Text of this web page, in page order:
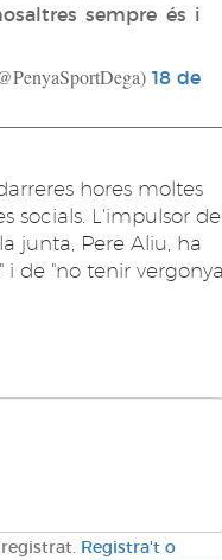
sempre és i
18 de
hores moltes
socials. L'impulsor de
junta, Pere Aliu, ha
de "no tenir
Registra't o